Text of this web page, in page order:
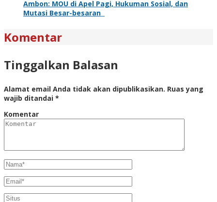
Ambon: MOU di Apel Pagi, Hukuman Sosial, dan
Mutasi Besar-besaran
Komentar
Tinggalkan Balasan
Alamat email Anda tidak akan dipublikasikan. Ruas yang
wajib ditandai *
Komentar